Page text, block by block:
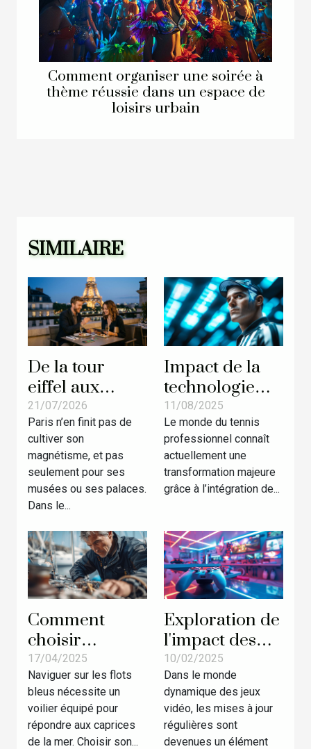
Comment organiser une soirée à
thème réussie dans un espace de
loisirs urbain
SIMILAIRE
De la tour
eiffel aux
jackpots :
pourquoi Paris
fait rêver les
amateurs de
casino
21/07/2026
Paris n’en finit pas de
cultiver son
magnétisme, et pas
seulement pour ses
musées ou ses palaces.
Dans le...
Impact de la
technologie
sur les revenus
des arbitres de
tennis
11/08/2025
Le monde du tennis
professionnel connaît
actuellement une
transformation majeure
grâce à l’intégration de...
Comment
choisir
l’équipement
d’accastillage
idéal pour
votre voilier
17/04/2025
Naviguer sur les flots
bleus nécessite un
voilier équipé pour
répondre aux caprices
de la mer. Choisir son...
Exploration de
l'impact des
mises à jour
régulières sur
la popularité
des jeux vidéo
10/02/2025
Dans le monde
dynamique des jeux
vidéo, les mises à jour
régulières sont
devenues un élément